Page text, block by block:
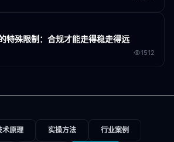
特殊限制：合规才能走得稳走得远
1512
术原理 实操方法 行业案例